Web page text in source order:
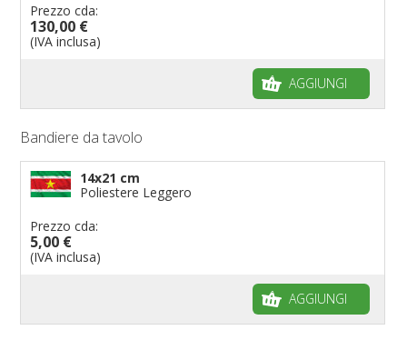
Prezzo cda:
130,00 €
(IVA inclusa)
AGGIUNGI
Bandiere da tavolo
14x21 cm
Poliestere Leggero
Prezzo cda:
5,00 €
(IVA inclusa)
AGGIUNGI